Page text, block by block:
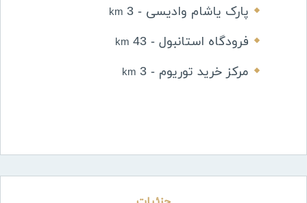
پارک یاشام وادیسی - 3
فرودگاه استانبول - 43
مرکز خرید توریوم - 3